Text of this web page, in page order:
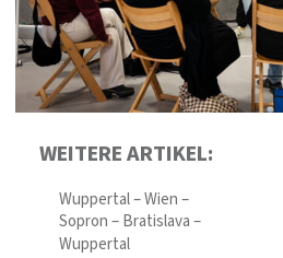
WEITERE ARTIKEL:
Wuppertal – Wien –
Sopron – Bratislava –
Wuppertal